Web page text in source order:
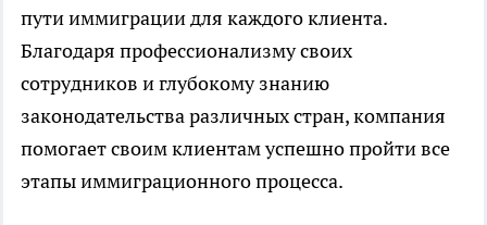
пути иммиграции для каждого клиента.
Благодаря профессионализму своих
сотрудников и глубокому знанию
законодательства различных стран, компания
помогает своим клиентам успешно пройти все
этапы иммиграционного процесса.